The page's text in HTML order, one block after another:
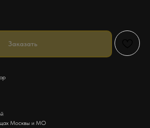
Заказать
Москвы и МО